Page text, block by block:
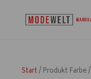
Start/ Produkt Farbe